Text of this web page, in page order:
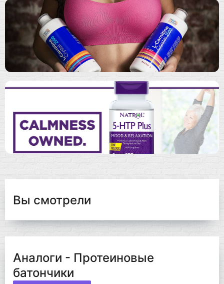
Вы смотрели
Аналоги - Протеиновые
батончики